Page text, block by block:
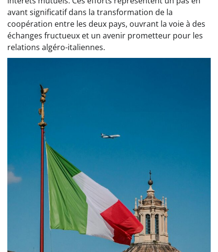
avant significatif dans la transformation de la
coopération entre les deux pays, ouvrant la voie à des
échanges fructueux et un avenir prometteur pour les
relations algéro-italiennes.